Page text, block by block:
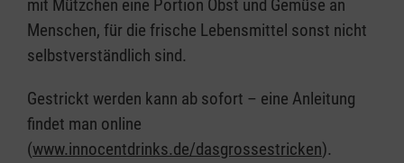
mit Mützchen eine Portion Obst und Gemüse an
Menschen, für die frische Lebensmittel sonst nicht
selbstverständlich sind.
Gestrickt werden kann ab sofort – eine Anleitung
findet man online
(www.innocentdrinks.de/dasgrossestricken).